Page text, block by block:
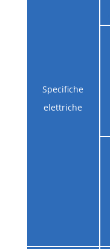
Specifiche
elettriche